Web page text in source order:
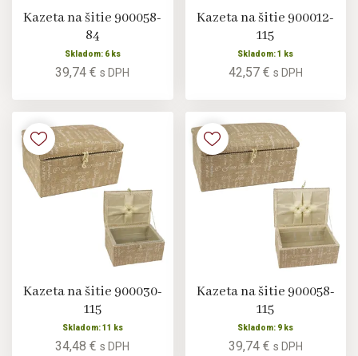
Kazeta na šitie 900058-
84
Skladom: 6 ks
39,74 €s DPH
Kazeta na šitie 900012-
115
Skladom: 1 ks
42,57 € s DPH
Kazeta na šitie 900030-
115
Skladom: 11 ks
34,48 €s DPH
Kazeta na šitie 900058-
115
Skladom: 9 ks
39,74 € s DPH